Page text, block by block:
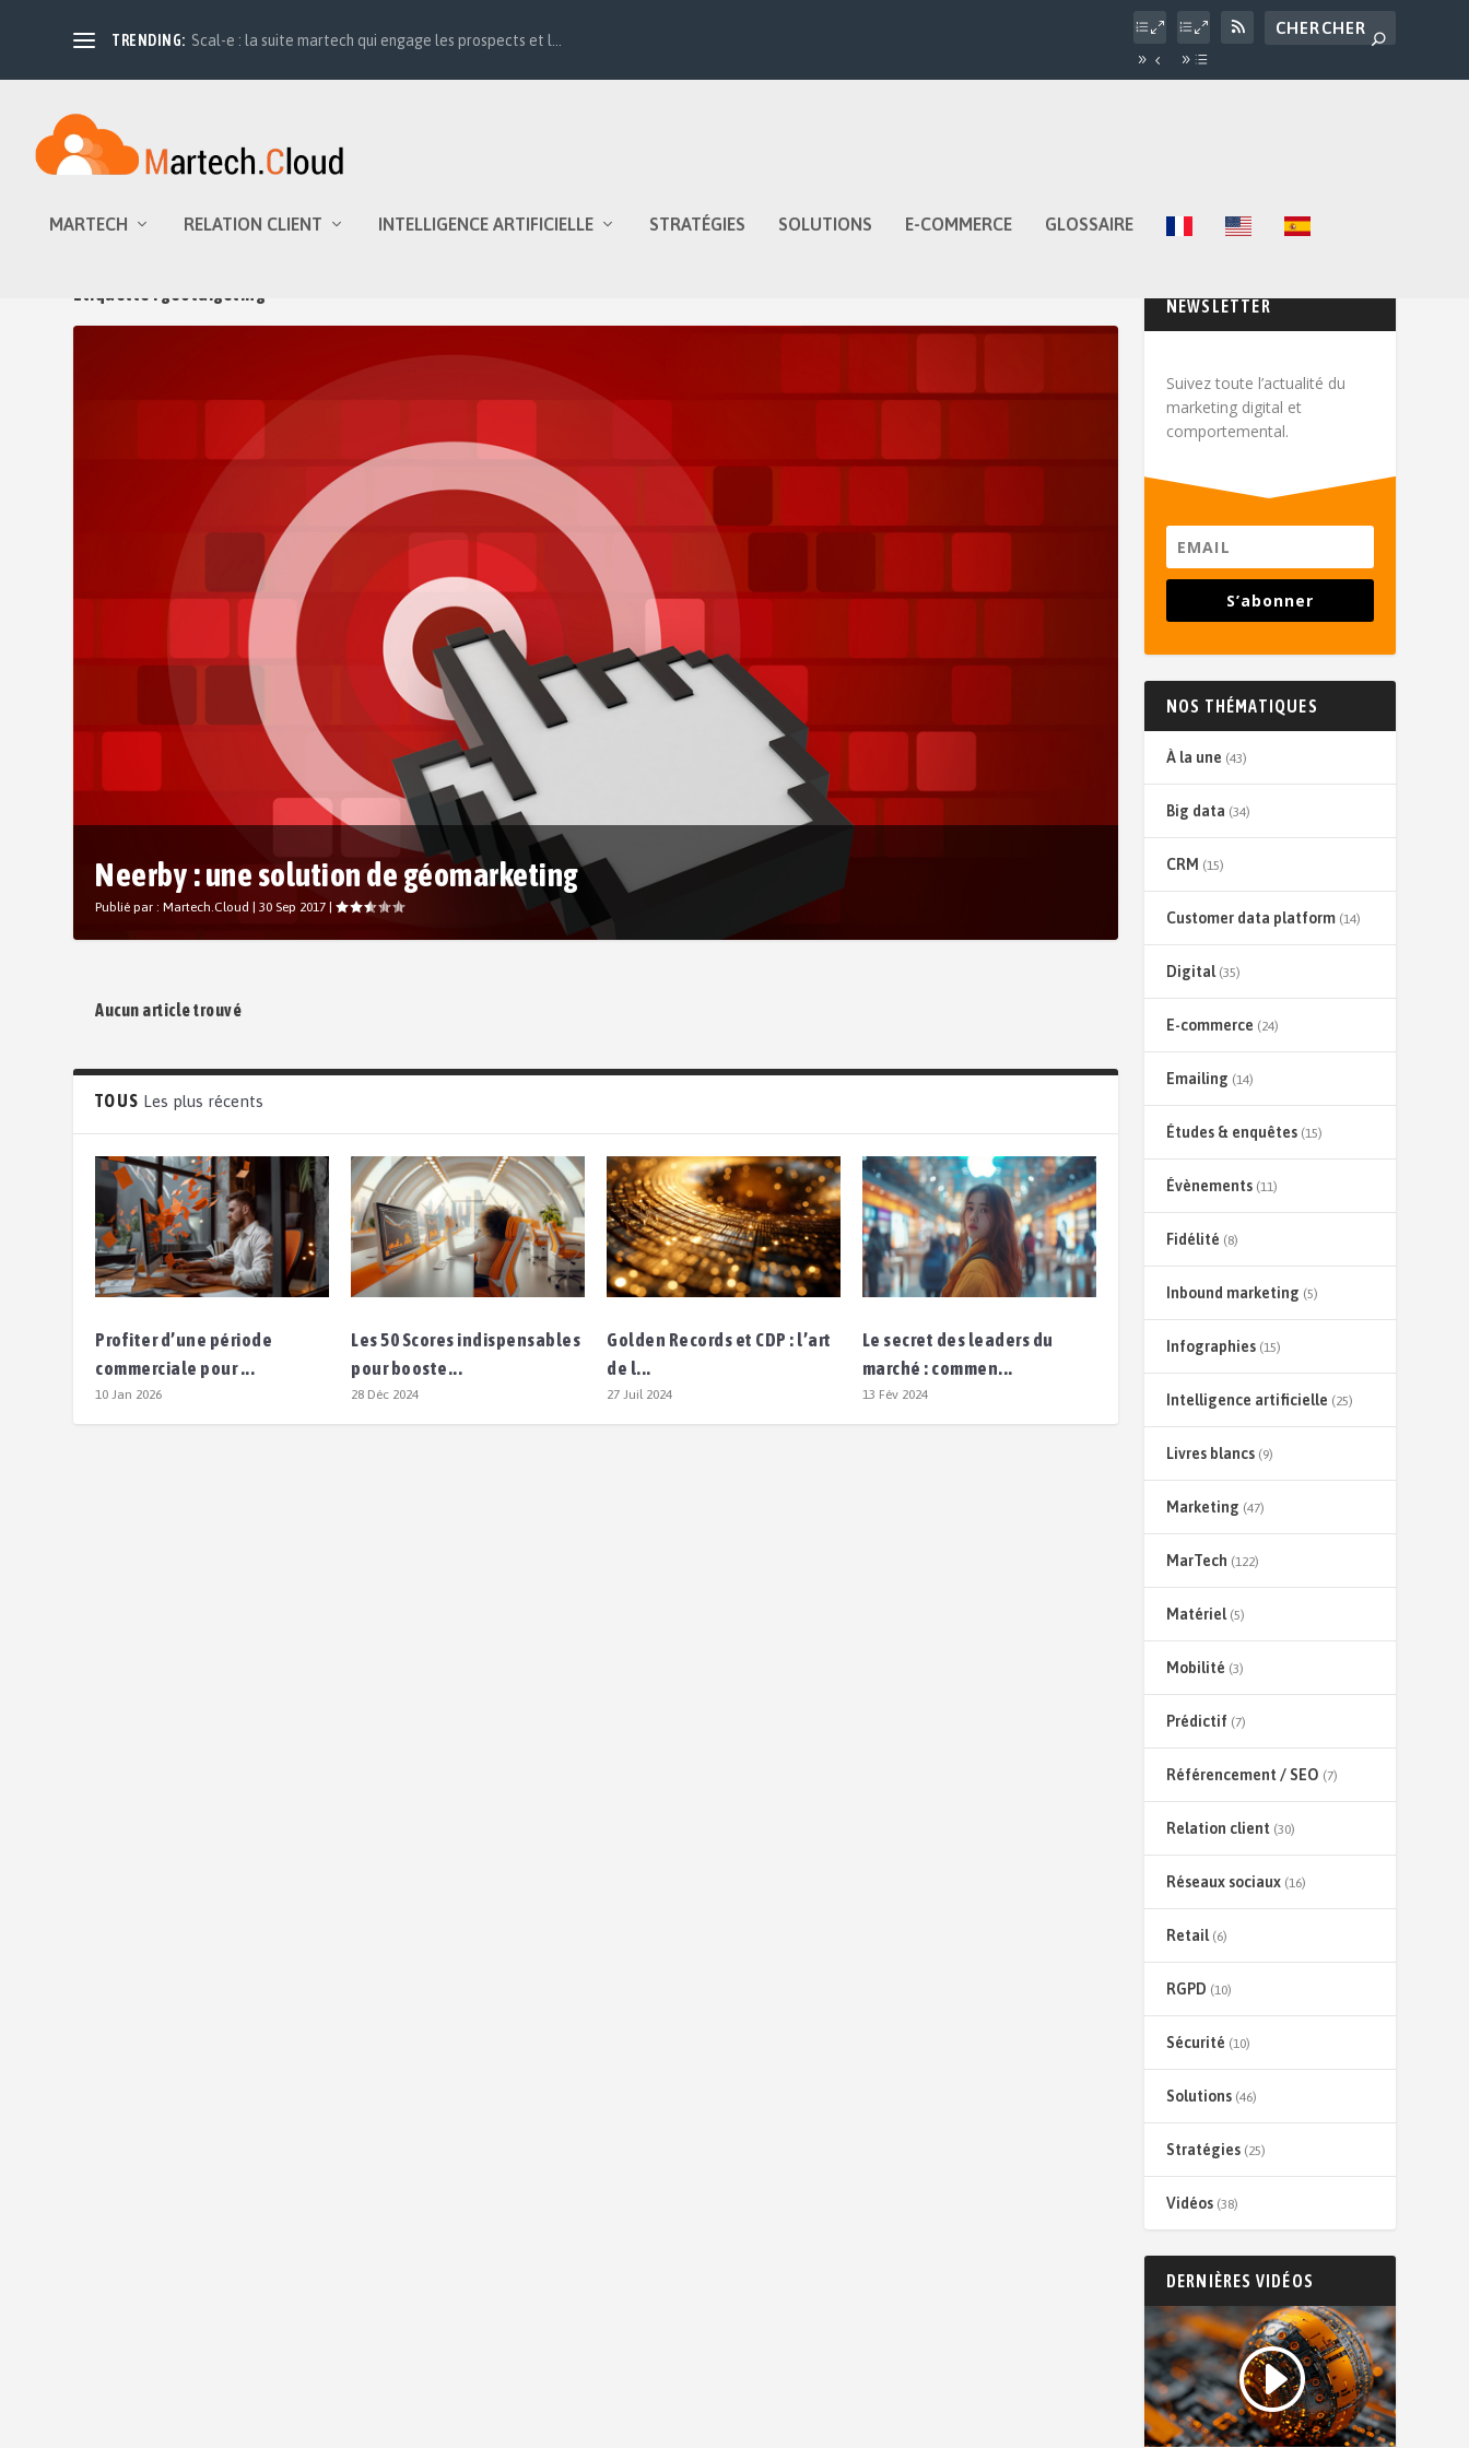
TRENDING: Scal-e : la suite martech qui engage les prospects et l...
MARTECH RELATION CLIENT INTELLIGENCE ARTIFICIELLE STRATÉGIES SOLUTIONS E-COMMERCE GLOSSAIRE
Étiquette : geotargeting
Neerby : une solution de géomarketing
Publié par :Martech.Cloud |30 Sep 2017 |
Aucun article trouvé
TOUS Les plus récents
Profiter d’une période
commerciale pour ...
10 Jan 2026
Les 50 Scores indispensables
pour booste...
28 Déc 2024
Golden Records et CDP : l’art
de l...
27 Juil 2024
Le secret des leaders du
marché : commen...
13 Fév 2024
NEWSLETTER
Suivez toute l’actualité du
marketing digital et
comportemental.
S’abonner
NOS THÉMATIQUES
À la une (43)
Big data (34)
CRM (15)
Customer data platform(14)
Digital(35)
E-commerce (24)
Emailing (14)
Études & enquêtes(15)
Évènements(11)
Fidélité (8)
Inbound marketing (5)
Infographies(15)
Intelligence artificielle (25)
Livres blancs(9)
Marketing (47)
MarTech (122)
Matériel(5)
Mobilité (3)
Prédictif (7)
Référencement / SEO (7)
Relation client(30)
Réseaux sociaux(16)
Retail(6)
RGPD (10)
Sécurité (10)
Solutions(46)
Stratégies(25)
Vidéos(38)
DERNIÈRES VIDÉOS